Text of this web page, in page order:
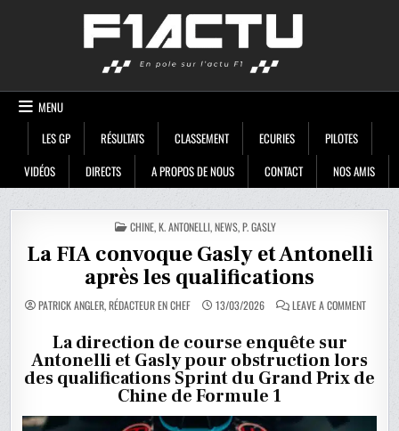
MENU
LES GP
RÉSULTATS CLASSEMENT ECURIES
PILOTES
VIDÉOS
DIRECTS A PROPOS DE NOUS CONTACT NOS AMIS
POSTED
IN
CHINE,K. ANTONELLI,NEWS,P. GASLY
La FIA convoque Gasly et Antonelli
après les qualifications
PATRICK ANGLER, RÉDACTEUR EN CHEF 13/03/2026 LEAVE A COMMENTON
LA
ET
APRÈS
La direction de course enquête sur
Antonelli et Gasly pour obstruction lors
des qualifications Sprint du Grand Prix de
Chine de Formule 1